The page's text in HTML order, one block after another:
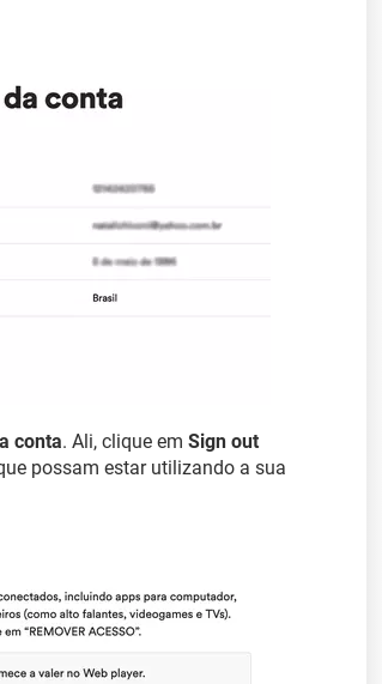
conta. Ali, clique em Sign out
possam estar utilizando a sua